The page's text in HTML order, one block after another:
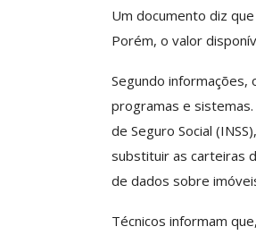
Um documento diz
Porém, o valor
Segundo informações,
programas e
de Seguro Social
substituir as carteiras
de dados sobre
Técnicos informam